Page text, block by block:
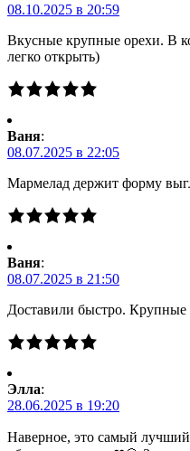
08.10.2025 в 20:59
Вкусные крупные орехи. В
легко открыть)
Ваня:
08.07.2025 в 22:05
Мармелад держит форму
Ваня:
08.07.2025 в 21:50
Доставили быстро. Крупные
Элла:
28.06.2025 в 19:20
Наверное, это самый